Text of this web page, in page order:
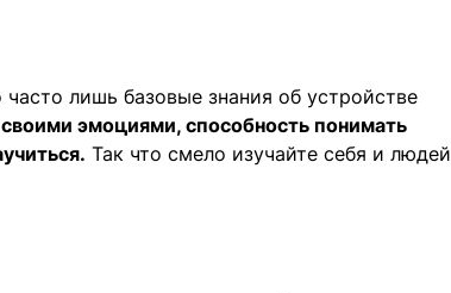
лишь базовые знания об устройстве
эмоциями, способность понимать
Так что смело изучайте себя и людей